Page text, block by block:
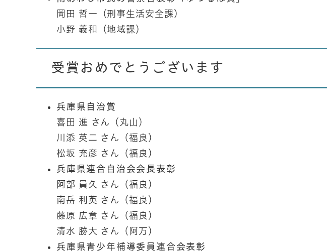
岡田 哲一（刑事生活安全課）
小野 義和（地域課）
受賞おめでとうございます
兵庫県自治賞
喜田 進 さん（丸山）
川添 英二 さん（福良）
松坂 充彦 さん（福良）
兵庫県連合自治会会長表彰
阿部 員久 さん（福良）
南岳 利英 さん（福良）
藤原 広章 さん（福良）
清水 勝大 さん（阿万）
兵庫県青少年補導委員連合会表彰